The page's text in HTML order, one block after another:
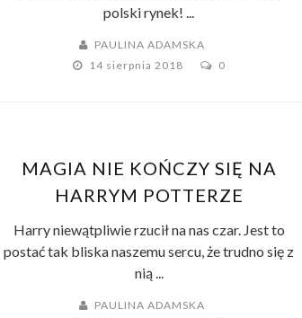
polski rynek! ...
PAULINA ADAMSKA
14 sierpnia 2018
0
MAGIA NIE KOŃCZY SIĘ NA
HARRYM POTTERZE
Harry niewątpliwie rzucił na nas czar. Jest to
postać tak bliska naszemu sercu, że trudno się z
nią ...
PAULINA ADAMSKA